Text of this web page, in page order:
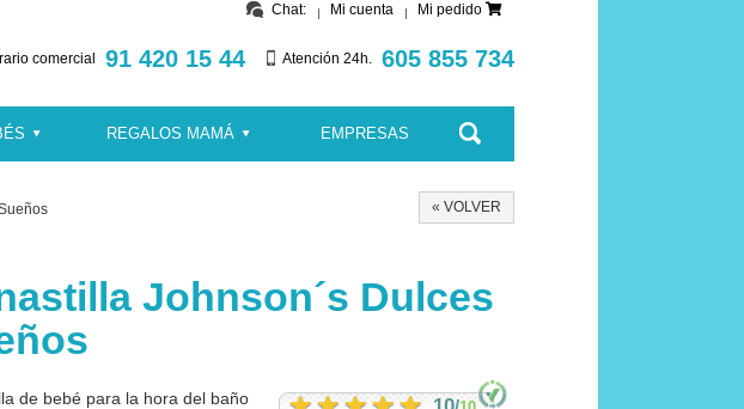
Chat: Mi cuenta Mi pedido
comercial 91 420 15 44 Atención 24h. 605 855 734
REGALOS MAMÁ EMPRESAS
« VOLVER
Johnson´s Dulces
de bebé para la hora del baño